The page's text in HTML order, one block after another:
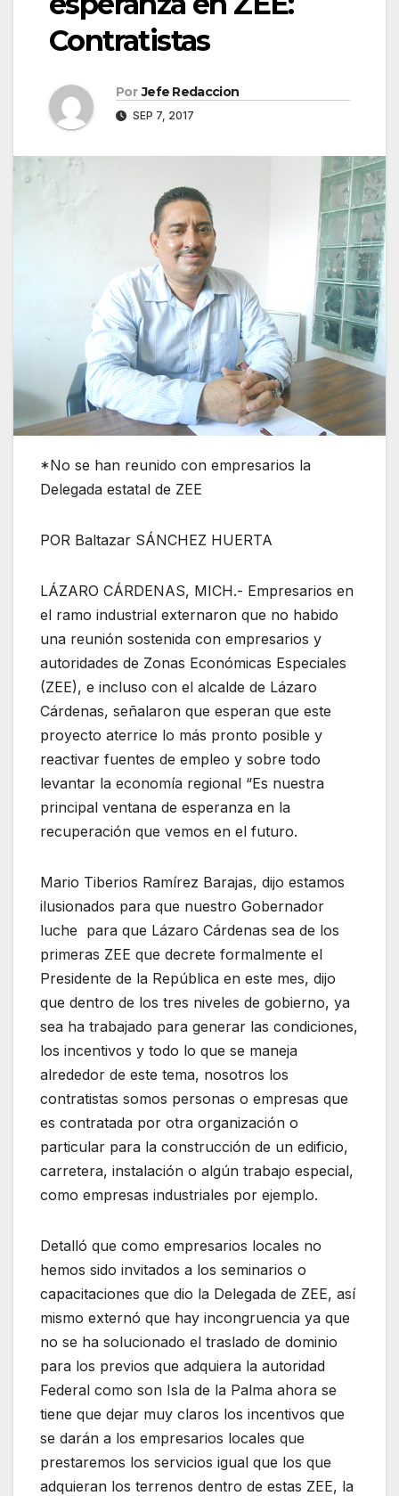
Contratistas
Por Jefe Redaccion
SEP 7, 2017
*No se han reunido con empresarios la
Delegada estatal de ZEE
POR Baltazar SÁNCHEZ HUERTA
LÁZARO CÁRDENAS, MICH.- Empresarios en
el ramo industrial externaron que no habido
una reunión sostenida con empresarios y
autoridades de Zonas Económicas Especiales
(ZEE), e incluso con el alcalde de Lázaro
Cárdenas, señalaron que esperan que este
proyecto aterrice lo más pronto posible y
reactivar fuentes de empleo y sobre todo
levantar la economía regional “Es nuestra
principal ventana de esperanza en la
recuperación que vemos en el futuro.
Mario Tiberios Ramírez Barajas, dijo estamos
ilusionados para que nuestro Gobernador
luche para que Lázaro Cárdenas sea de los
primeras ZEE que decrete formalmente el
Presidente de la República en este mes, dijo
que dentro de los tres niveles de gobierno, ya
sea ha trabajado para generar las condiciones,
los incentivos y todo lo que se maneja
alrededor de este tema, nosotros los
contratistas somos personas o empresas que
es contratada por otra organización o
particular para la construcción de un edificio,
carretera, instalación o algún trabajo especial,
como empresas industriales por ejemplo.
Detalló que como empresarios locales no
hemos sido invitados a los seminarios o
capacitaciones que dio la Delegada de ZEE, así
mismo externó que hay incongruencia ya que
no se ha solucionado el traslado de dominio
para los previos que adquiera la autoridad
Federal como son Isla de la Palma ahora se
tiene que dejar muy claros los incentivos que
se darán a los empresarios locales que
prestaremos los servicios igual que los que
adquieran los terrenos dentro de estas ZEE, la